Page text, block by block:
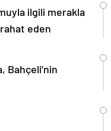
ilgili merakla
eden
Bahçeli’nin